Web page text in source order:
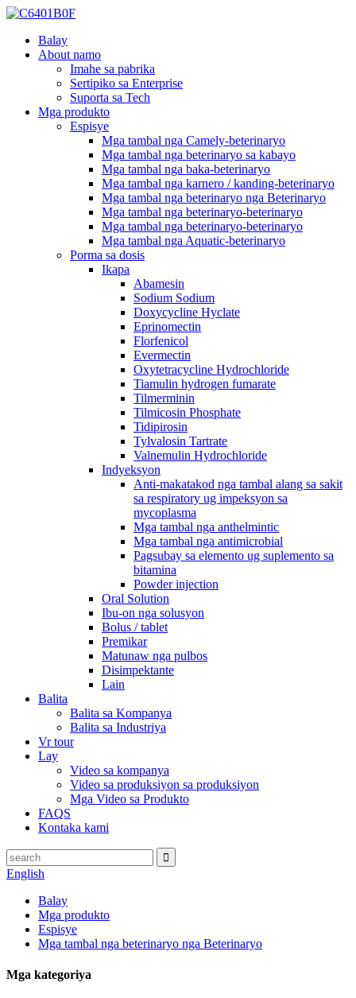
Balay
About namo
Imahe sa pabrika
Sertipiko sa Enterprise
Suporta sa Tech
Mga produkto
Espisye
Mga tambal nga Camely-beterinaryo
Mga tambal nga beterinaryo sa kabayo
Mga tambal nga baka-beterinaryo
Mga tambal nga karnero / kanding-beterinaryo
Mga tambal nga beterinaryo nga Beterinaryo
Mga tambal nga beterinaryo-beterinaryo
Mga tambal nga beterinaryo-beterinaryo
Mga tambal nga Aquatic-beterinaryo
Porma sa dosis
Ikapa
Abamesin
Sodium Sodium
Doxycycline Hyclate
Eprinomectin
Florfenicol
Evermectin
Oxytetracycline Hydrochloride
Tiamulin hydrogen fumarate
Tilmerminin
Tilmicosin Phosphate
Tidipirosin
Tylvalosin Tartrate
Valnemulin Hydrochloride
Indyeksyon
Anti-makatakod nga tambal alang sa sakit
sa respiratory ug impeksyon sa
mycoplasma
Mga tambal nga anthelmintic
Mga tambal nga antimicrobial
Pagsubay sa elemento ug suplemento sa
bitamina
Powder injection
Oral Solution
Ibu-on nga solusyon
Bolus / tablet
Premikar
Matunaw nga pulbos
Disimpektante
Lain
Balita
Balita sa Kompanya
Balita sa Industriya
Vr tour
Lay
Video sa kompanya
Video sa produksiyon sa produksiyon
Mga Video sa Produkto
FAQS
Kontaka kami
English
Balay
Mga produkto
Espisye
Mga tambal nga beterinaryo nga Beterinaryo
Mga kategoriya